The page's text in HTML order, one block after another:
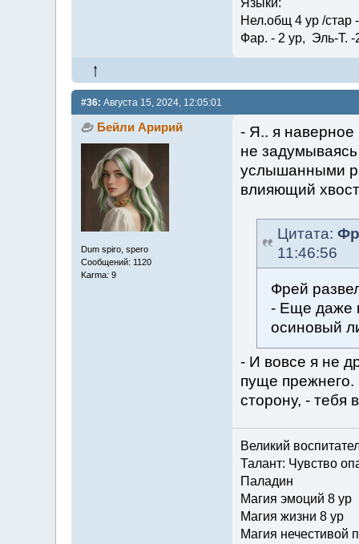
Языки:
Нел.общ 4 ур /стар
Фар. - 2 ур, Эль-Т. -
#36: Августа 15, 2024, 12:05:01
Бейли Аририй
Dum spiro, spero
Сообщений: 1120
Karma: 9
- Я.. я
не
услышанными
влияющий
Цитата:
11:46:56
Фрей
- Еще даже
осиновый
- И вовсе я не
пуще прежнего.
сторону, - тебя
Великий
Талант: Чувство
Паладин
Магия эмоций 8 ур
Магия жизни 8 ур
Магия нечестивой